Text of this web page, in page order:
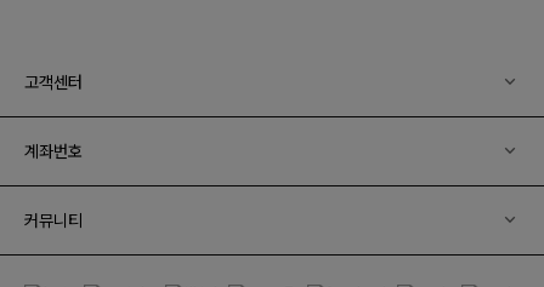
고객센터
계좌번호
커뮤니티